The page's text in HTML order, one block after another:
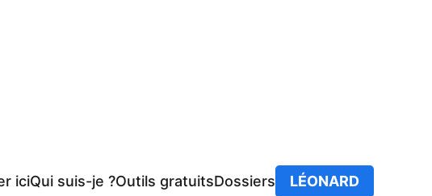
iciQui suis-je ?Outils gratuitsDossiers LÉONARD